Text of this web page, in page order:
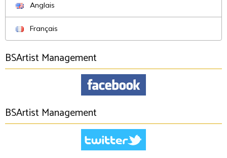
Anglais
Français
BSArtist Management
BSArtist Management